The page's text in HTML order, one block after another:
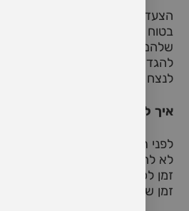
הצעד הראשון לשיחה קשה
בטוח שבו שני בני הזוג ירגישו
שלהם בלי פחד מהאשמה, זלזול או
להגדיר מראש שהמטרה היא
לנצח בויכוח או להוכיח צדק.
איך ליישם זאת?
לפני תחילת השיחה, תוכלו לקבוע
לא להרים את הקול, לא להפריע
זמן לכל אחד לשתף את
זמן שבו שניכם רגועים יחסית